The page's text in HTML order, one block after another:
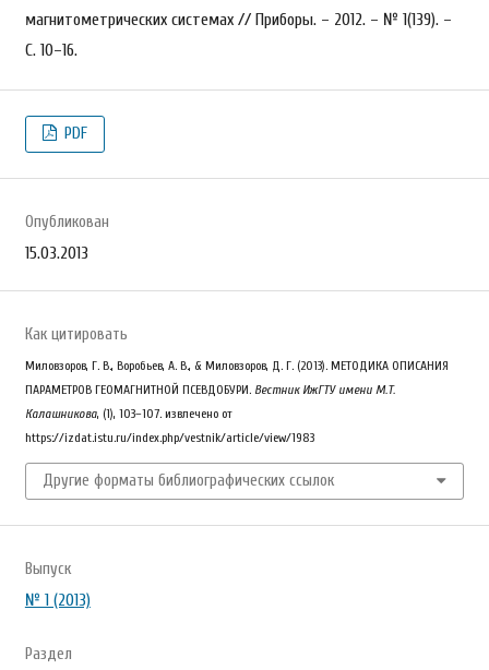
магнитометрических системах // Приборы. – 2012. – № 1(139). –
С. 10–16.
PDF
Опубликован
15.03.2013
Как цитировать
Миловзоров, Г. В., Воробьев, А. В., & Миловзоров, Д. Г. (2013). МЕТОДИКА ОПИСАНИЯ
ПАРАМЕТРОВ ГЕОМАГНИТНОЙ ПСЕВДОБУРИ. Вестник ИжГТУ имени М.Т.
Калашникова, (1), 103–107. извлечено от
https://izdat.istu.ru/index.php/vestnik/article/view/1983
Другие форматы библиографических ссылок
Выпуск
№ 1 (2013)
Раздел